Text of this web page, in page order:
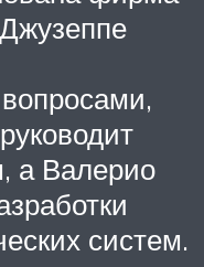
а Валерио
систем.